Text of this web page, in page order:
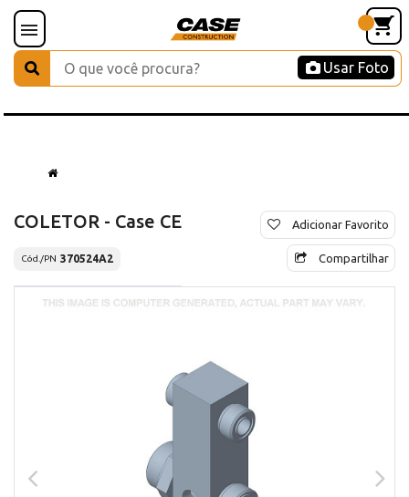
Usar Foto
COLETOR - Case CE
Cód./PN 370524A2
Adicionar Favorito
Compartilhar